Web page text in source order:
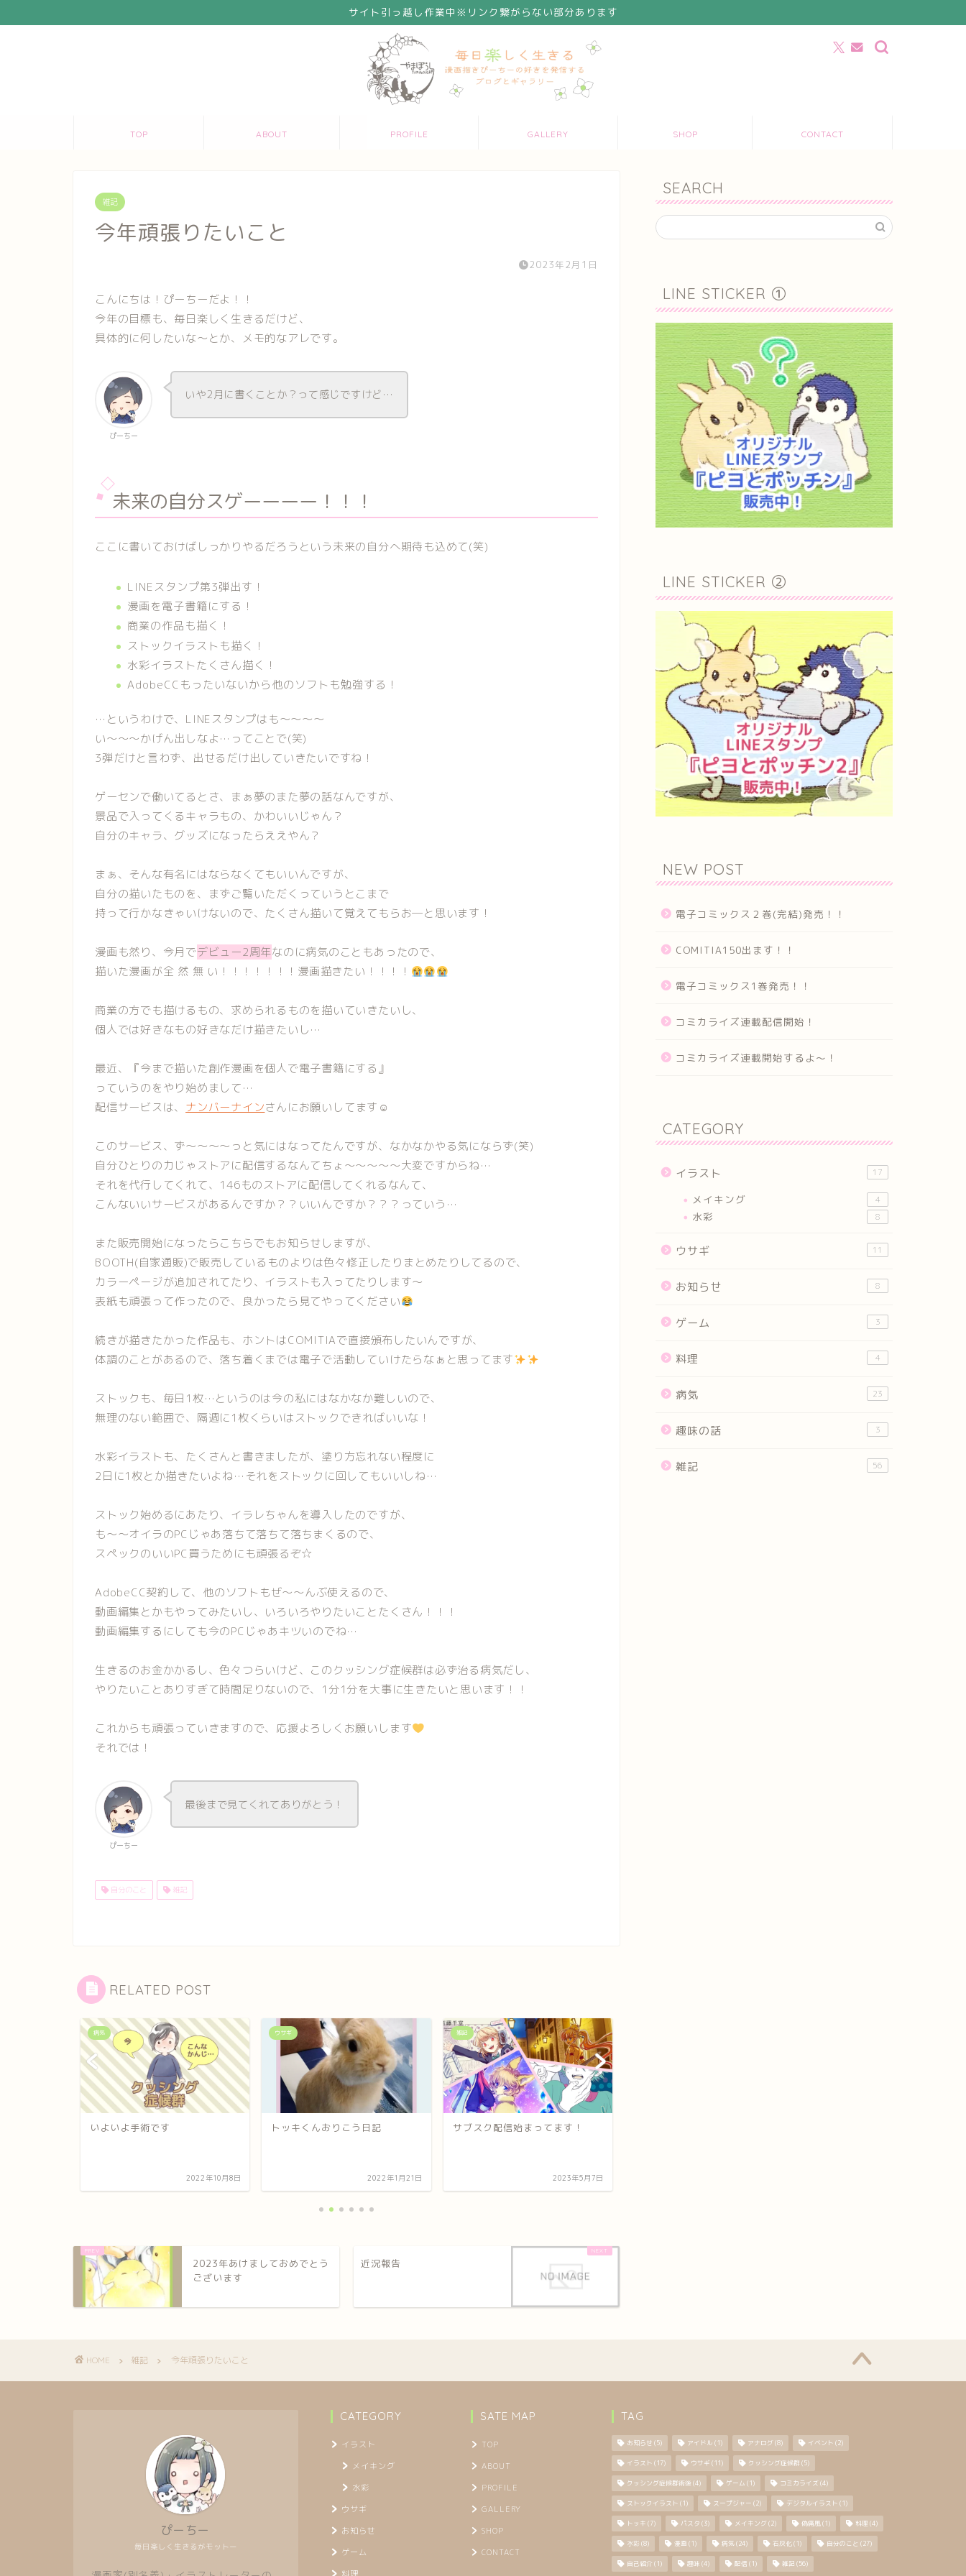
サイト引っ越し作業中※リンク繋がらない部分あります
TOP ABOUT PROFILE GALLERY SHOP CONTACT
雑記
今年頑張りたいこと
2023年2月1日
こんにちは！ぴーちーだよ！！
今年の目標も、毎日楽しく生きるだけど、
具体的に何したいな～とか、メモ的なアレです。
ぴーちー
いや2月に書くことか？って感じですけど…
未来の自分スゲーーーー！！！
ここに書いておけばしっかりやるだろうという未来の自分へ期待も込めて(笑)
LINEスタンプ第3弾出す！
漫画を電子書籍にする！
商業の作品も描く！
ストックイラストも描く！
水彩イラストたくさん描く！
AdobeCCもったいないから他のソフトも勉強する！
…というわけで、LINEスタンプはも～～～～
い～～～かげん出しなよ…ってことで(笑)
3弾だけと言わず、出せるだけ出していきたいですね！
ゲーセンで働いてるとさ、まぁ夢のまた夢の話なんですが、
景品で入ってくるキャラもの、かわいいじゃん？
自分のキャラ、グッズになったらええやん？
まぁ、そんな有名にはならなくてもいいんですが、
自分の描いたものを、まずご覧いただくっていうとこまで
持って行かなきゃいけないので、たくさん描いて覚えてもらお―と思います！
漫画も然り、今月でデビュー2周年なのに病気のこともあったので、
描いた漫画が全 然 無 い！！！！！！！漫画描きたい！！！！
商業の方でも描けるもの、求められるものを描いていきたいし、
個人では好きなもの好きなだけ描きたいし…
最近、『今まで描いた創作漫画を個人で電子書籍にする』
っていうのをやり始めまして…
配信サービスは、 ナンバーナインさんにお願いしてます☺
このサービス、ず～～～～っと気にはなってたんですが、なかなかやる気にならず(笑)
自分ひとりの力じゃストアに配信するなんてちょ～～～～～大変ですからね…
それを代行してくれて、146ものストアに配信してくれるなんて、
こんないいサービスがあるんですか？？いいんですか？？？っていう…
また販売開始になったらこちらでもお知らせしますが、
BOOTH(自家通販)で販売しているものよりは色々修正したりまとめたりしてるので、
カラーページが追加されてたり、イラストも入ってたりします～
表紙も頑張って作ったので、良かったら見てやってください
続きが描きたかった作品も、ホントはCOMITIAで直接頒布したいんですが、
体調のことがあるので、落ち着くまでは電子で活動していけたらなぁと思ってます
ストックも、毎日1枚…というのは今の私にはなかなか難しいので、
無理のない範囲で、隔週に1枚くらいはストックできればいいな！
水彩イラストも、たくさんと書きましたが、塗り方忘れない程度に
2日に1枚とか描きたいよね…それをストックに回してもいいしね…
ストック始めるにあたり、イラレちゃんを導入したのですが、
も～～オイラのPCじゃあ落ちて落ちて落ちまくるので、
スペックのいいPC買うためにも頑張るぞ☆
AdobeCC契約して、他のソフトもぜ～～んぶ使えるので、
動画編集とかもやってみたいし、いろいろやりたいことたくさん！！！
動画編集するにしても今のPCじゃあキツいのでね…
生きるのお金かかるし、色々つらいけど、このクッシング症候群は必ず治る病気だし、
やりたいことありすぎて時間足りないので、1分1分を大事に生きたいと思います！！
これからも頑張っていきますので、応援よろしくお願いします
それでは！
ぴーちー
最後まで見てくれてありがとう！
自分のこと 雑記
RELATED POST
病気
いよいよ手術です
2022年10月8日
ウサギ
トッキくんおりこう日記
2022年1月21日
雑記
サブスク配信始まってます！
2023年5月7日
2023年あけましておめでとう
ございます
近況報告
SEARCH
LINE STICKER ①
LINE STICKER ②
NEW POST
電子コミックス２巻(完結)発売！！
COMITIA150出ます！！
電子コミックス1巻発売！！
コミカライズ連載配信開始！
コミカライズ連載開始するよ～！
CATEGORY
イラスト 17
メイキング 4
水彩 8
ウサギ 11
お知らせ 8
ゲーム 3
料理 4
病気 23
趣味の話 3
雑記 56
HOME 雑記 今年頑張りたいこと
毎日楽しく生きるがモットー
ぴーちー
CATEGORY
イラスト
メイキング
水彩
ウサギ
お知らせ
ゲーム
SATE MAP
TOP
ABOUT
PROFILE
GALLERY
SHOP
CONTACT
TAG
お知らせ (5) アイドル (1) アナログ(8) イベント (2)
イラスト (17) ウサギ (11) クッシング症候群 (5)
クッシング症候群術後(4) ゲーム (1) コミカライズ(4)
ストックイラスト (1) スープジャー (2) デジタルイラスト (1)
トッキ (7) パスタ (3) メイキング(2) 偽痛風(1) 料理 (4)
水彩 (8) 漫画 (1) 病気(24) 石灰化(1) 自分のこと (27)
自己紹介 (1) 趣味 (4) 配信 (1) 雑記 (56)